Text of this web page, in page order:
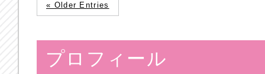
« Older Entries
プロフィール